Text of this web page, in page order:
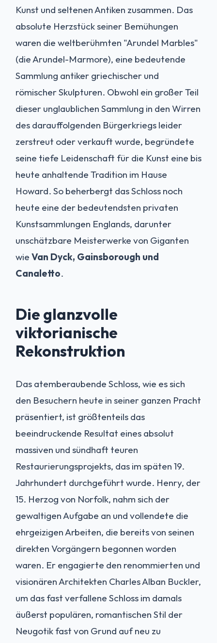
Kunst und seltenen Antiken zusammen. Das
absolute Herzstück seiner Bemühungen
waren die weltberühmten "Arundel Marbles"
(die Arundel-Marmore), eine bedeutende
Sammlung antiker griechischer und
römischer Skulpturen. Obwohl ein großer Teil
dieser unglaublichen Sammlung in den Wirren
des darauffolgenden Bürgerkriegs leider
zerstreut oder verkauft wurde, begründete
seine tiefe Leidenschaft für die Kunst eine bis
heute anhaltende Tradition im Hause
Howard. So beherbergt das Schloss noch
heute eine der bedeutendsten privaten
Kunstsammlungen Englands, darunter
unschätzbare Meisterwerke von Giganten
wie Van Dyck, Gainsborough und
Canaletto.
Die glanzvolle
viktorianische
Rekonstruktion
Das atemberaubende Schloss, wie es sich
den Besuchern heute in seiner ganzen Pracht
präsentiert, ist größtenteils das
beeindruckende Resultat eines absolut
massiven und sündhaft teuren
Restaurierungsprojekts, das im späten 19.
Jahrhundert durchgeführt wurde. Henry, der
15. Herzog von Norfolk, nahm sich der
gewaltigen Aufgabe an und vollendete die
ehrgeizigen Arbeiten, die bereits von seinen
direkten Vorgängern begonnen worden
waren. Er engagierte den renommierten und
visionären Architekten Charles Alban Buckler,
um das fast verfallene Schloss im damals
äußerst populären, romantischen Stil der
Neugotik fast von Grund auf neu zu